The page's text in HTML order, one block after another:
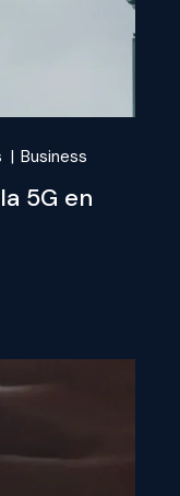
Business
5G en